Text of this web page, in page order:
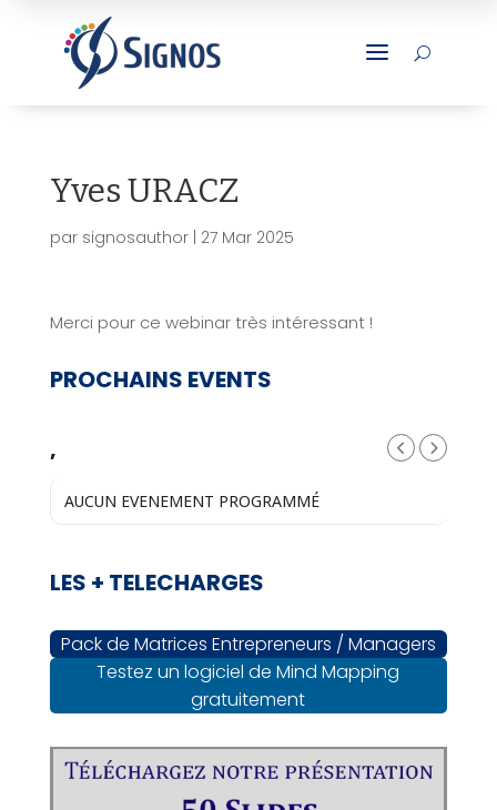
a U
Yves URACZ
par signosauthor| 27 Mar 2025
Merci pour ce webinar très intéressant !
PROCHAINS EVENTS
,
AUCUN EVENEMENT PROGRAMMÉ
LES + TELECHARGES
Pack de Matrices Entrepreneurs / Managers
Testez un logiciel de Mind Mapping
gratuitement